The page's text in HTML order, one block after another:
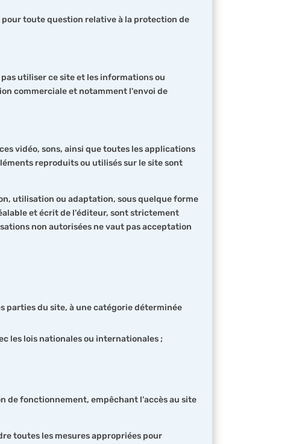
pour toute question relative à la protection de
utiliser ce site et les informations ou
commerciale et notamment l'envoi de
vidéo, sons, ainsi que toutes les applications
reproduits ou utilisés sur le site sont
utilisation ou adaptation, sous quelque forme
et écrit de l'éditeur, sont strictement
non autorisées ne vaut pas acceptation
parties du site, à une catégorie déterminée
les lois nationales ou internationales ;
de fonctionnement, empêchant l'accès au site
toutes les mesures appropriées pour